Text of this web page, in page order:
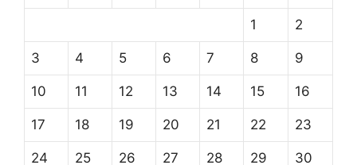
1 2
3 4 5 6 7 8 9
10 11 12 13 14 15 16
17 18 19 20 21 22 23
24 25 26 27 28 29 30